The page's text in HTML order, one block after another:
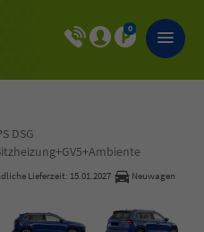
0
DSG
Lieferzeit: 15.01.2027 Neuwagen